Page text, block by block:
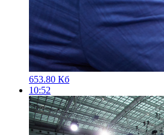
653.80 Кб
10:52